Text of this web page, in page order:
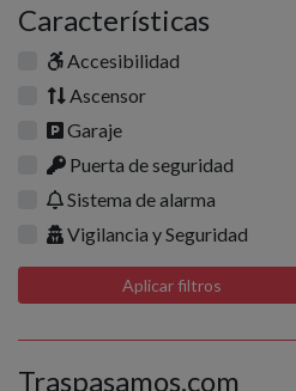
Características
Accesibilidad
Ascensor
Garaje
Puerta de seguridad
Sistema de alarma
Vigilancia y Seguridad
Aplicar filtros
Traspasamos.com